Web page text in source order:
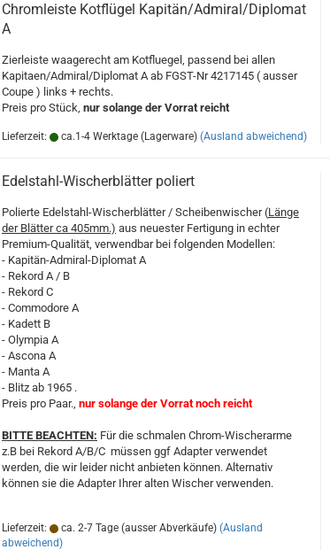
Chromleiste Kotflügel Kapitän/Admiral/Diplomat
A
Zierleiste waagerecht am Kotfluegel, passend bei allen
Kapitaen/Admiral/Diplomat A ab FGST-Nr 4217145 ( ausser
Coupe ) links + rechts.
Preis pro Stück, nur solange der Vorrat reicht
Lieferzeit: ca.1-4 Werktage (Lagerware) (Ausland abweichend)
Edelstahl-Wischerblätter poliert
Polierte Edelstahl-Wischerblätter / Scheibenwischer (Länge
der Blätter ca 405mm.) aus neuester Fertigung in echter
Premium-Qualität, verwendbar bei folgenden Modellen:
- Kapitän-Admiral-Diplomat A
- Rekord A / B
- Rekord C
- Commodore A
- Kadett B
- Olympia A
- Ascona A
- Manta A
- Blitz ab 1965 .
Preis pro Paar., nur solange der Vorrat noch reicht
BITTE BEACHTEN: Für die schmalen Chrom-Wischerarme
z.B bei Rekord A/B/C müssen ggf Adapter verwendet
werden, die wir leider nicht anbieten können. Alternativ
können sie die Adapter Ihrer alten Wischer verwenden.
Lieferzeit: ca. 2-7 Tage (ausser Abverkäufe) (Ausland
abweichend)